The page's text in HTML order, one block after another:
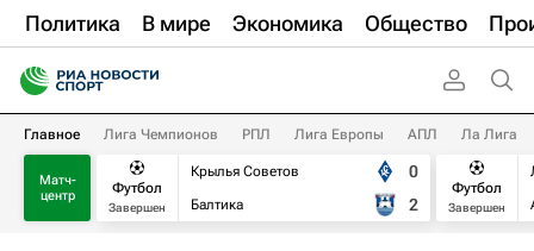
Политика В мире Экономика Общество
Главное Лига Чемпионов РПЛ Лига Европы АПЛ Ла Лига
Матч-
центр
Футбол
Завершен
Крылья Советов
Балтика
0
2
Футбол
Завершен